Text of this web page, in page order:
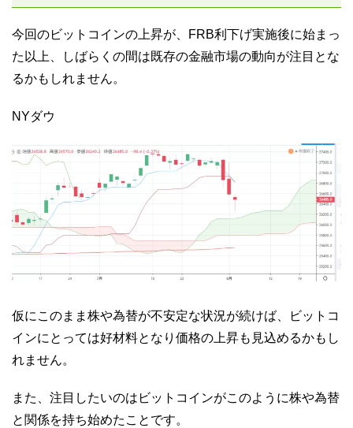
今回のビットコインの上昇が、FRB利下げ実施後に始まっ
た以上、しばらくの間は既存の金融市場の動向が注目とな
るかもしれません。
NYダウ
仮にこのまま株や為替が不安定な状況が続けば、ビットコ
インにとっては好材料となり価格の上昇も見込めるかもし
れません。
また、注目したいのはビットコインがこのように株や為替
と関係を持ち始めたことです。